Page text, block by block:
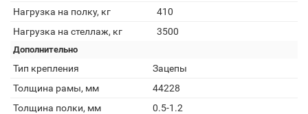
Нагрузка на полку, кг
410
Нагрузка на стеллаж, кг
3500
Дополнительно
Тип крепления
Зацепы
Толщина рамы, мм
44228
Толщина полки, мм
0.5-1.2